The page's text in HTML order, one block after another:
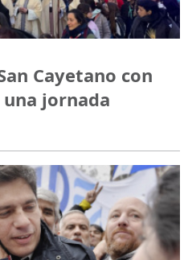
Cayetano con
jornada